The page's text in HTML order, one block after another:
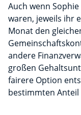
Auch wenn
waren, jeweils ihr
Monat den
andere
großen
fairere Option
bestimmten